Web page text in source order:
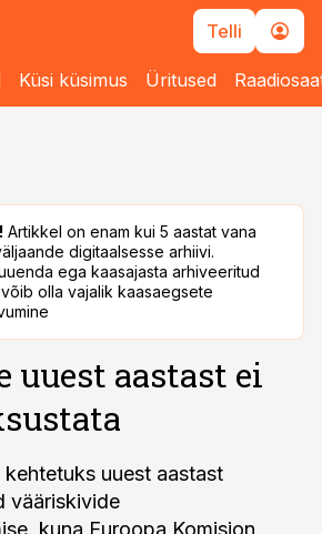
Telli
Küsi küsimus Üritused
Artikkel on enam kui 5 aastat vana
digitaalsesse arhiivi.
ega kaasajasta arhiveeritud
olla vajalik kaasaegsete
uuest aastast ei
uuest aastast
vääriskivide
kuna Euroopa Komisjon